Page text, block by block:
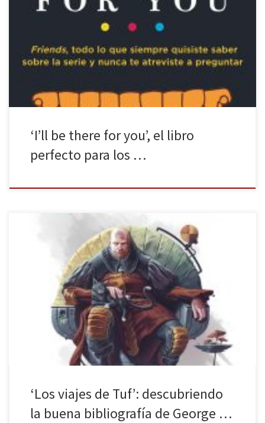
No cabe duda que en los últimos años las series de televisión se
fuentes de entretenimiento, teniendo una amplia cantidad de
ellas de géneros y estilos para todo tipo de público. Son muchas,
muchísimas, las series destacadas a día […]
‘I’ll be there for you’, el libro
perfecto para los …
Al oír el nombre de George R. R. Martin, muchos enseguida lo
asociaréis a su serie de novelas Canción de hielo y fuego, la cual
empezó allá por 1996 y a día de hoy muchos siguen esperando
impacientes su sexta y penúltima entrega (se estima que llegará a
lo largo […]
‘Los viajes de Tuf’: descubriendo
la buena bibliografía de George …